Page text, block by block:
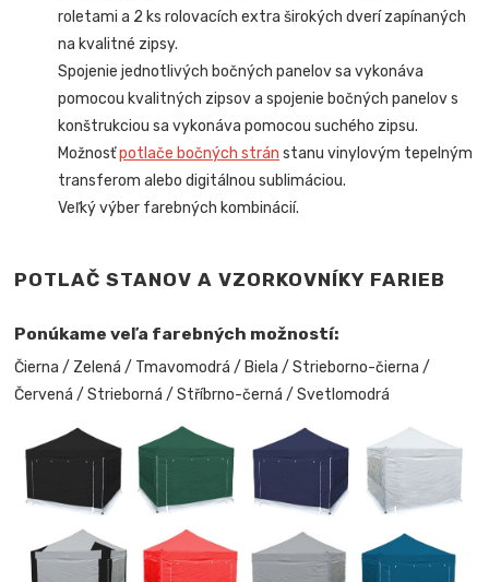
roletami a 2 ks rolovacích extra širokých dverí zapínaných
na kvalitné zipsy.
Spojenie jednotlivých bočných panelov sa vykonáva
pomocou kvalitných zipsov a spojenie bočných panelov s
konštrukciou sa vykonáva pomocou suchého zipsu.
Možnosťpotlače bočných strán stanu vinylovým tepelným
transferom alebo digitálnou sublimáciou.
Veľký výber farebných kombinácií.
POTLAČ STANOV A VZORKOVNÍKY FARIEB
Ponúkame veľa farebných možností:
Čierna / Zelená / Tmavomodrá / Biela / Strieborno-čierna /
Červená / Strieborná / Stříbrno-černá / Svetlomodrá